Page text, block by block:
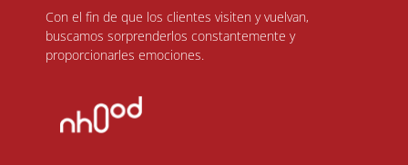
Con el fin de que los clientes visiten y vuelvan,
buscamos sorprenderlos constantemente y
proporcionarles emociones.